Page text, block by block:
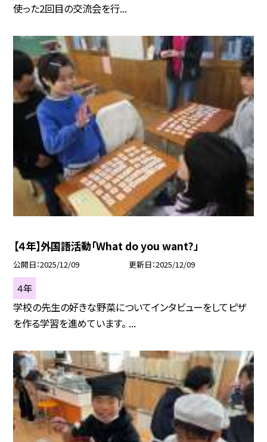
使った2回目の交流会を行...
【４年】外国語活動「What do you want?」
公開日 2025/12/09 更新日 2025/12/09
４年
学校の先生の好きな野菜についてインタビューをしてピザ
を作る学習を進めています。 ...